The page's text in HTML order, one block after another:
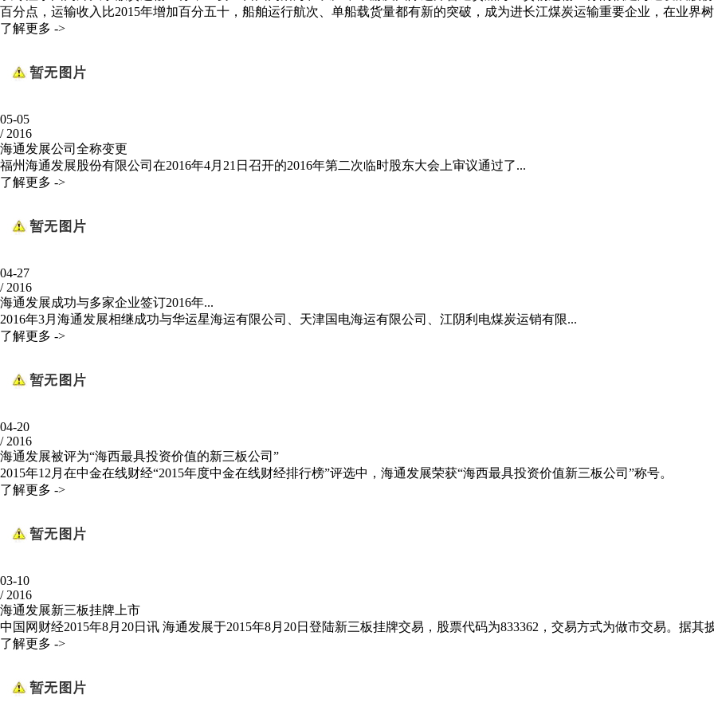
百分点，运输收入比2015年增加百分五十，船舶运行航次、单船载货量都有新的突破，成为进长江煤炭运输重要企业，在业界树
了解更多 ->
05-05
/ 2016
海通发展公司全称变更
福州海通发展股份有限公司在2016年4月21日召开的2016年第二次临时股东大会上审议通过了...
了解更多 ->
04-27
/ 2016
海通发展成功与多家企业签订2016年...
2016年3月海通发展相继成功与华运星海运有限公司、天津国电海运有限公司、江阴利电煤炭运销有限...
了解更多 ->
04-20
/ 2016
海通发展被评为“海西最具投资价值的新三板公司”
2015年12月在中金在线财经“2015年度中金在线财经排行榜”评选中，海通发展荣获“海西最具投资价值新三板公司”称号。
了解更多 ->
03-10
/ 2016
海通发展新三板挂牌上市
中国网财经2015年8月20日讯 海通发展于2015年8月20日登陆新三板挂牌交易，股票代码为833362，交易方式为做市交易。据其
了解更多 ->